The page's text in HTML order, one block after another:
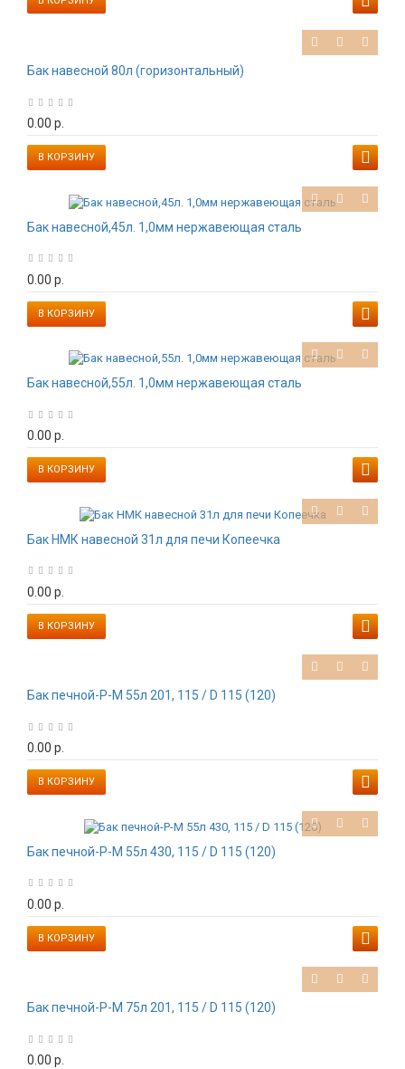
Бак навесной 80л (горизонтальный)
0.00 р.
В КОРЗИНУ
Бак навесной,45л. 1,0мм нержавеющая сталь
0.00 р.
В КОРЗИНУ
Бак навесной,55л. 1,0мм нержавеющая сталь
0.00 р.
В КОРЗИНУ
Бак НМК навесной 31л для печи Копеечка
0.00 р.
В КОРЗИНУ
Бак печной-Р-М 55л 201, 115 / D 115 (120)
0.00 р.
В КОРЗИНУ
Бак печной-Р-М 55л 430, 115 / D 115 (120)
0.00 р.
В КОРЗИНУ
Бак печной-Р-М 75л 201, 115 / D 115 (120)
0.00 р.